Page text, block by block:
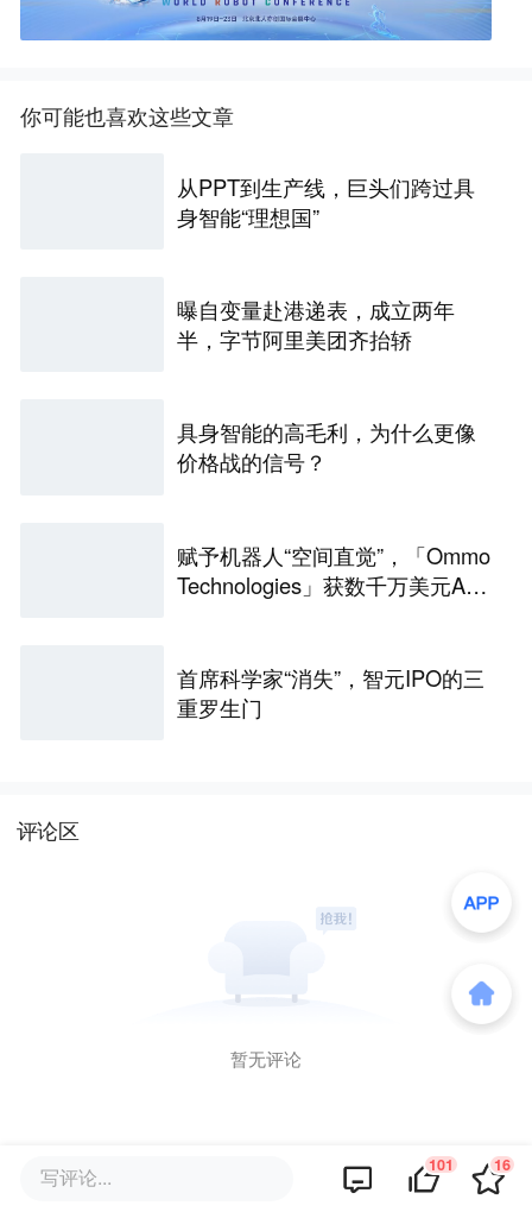
你可能也喜欢这些文章
从PPT到生产线，巨头们跨过具
身智能“理想国”
曝自变量赴港递表，成立两年
半，字节阿里美团齐抬轿
具身智能的高毛利，为什么更像
价格战的信号？
赋予机器人“空间直觉”，「Ommo
Technologies」获数千万美元A轮
首席科学家“消失”，智元IPO的三
重罗生门
评论区
暂无评论
写评论... 101 16